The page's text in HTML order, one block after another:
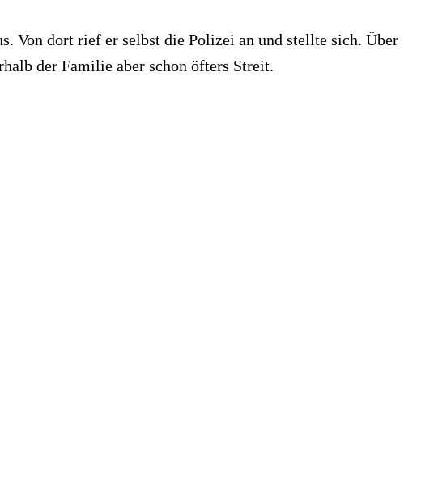
Von dort rief er selbst die Polizei an und stellte sich. Über
der Familie aber schon öfters Streit.